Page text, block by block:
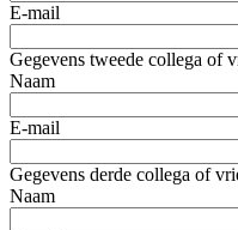
E-mail
Gegevens tweede collega of
Naam
E-mail
Gegevens derde collega of
Naam